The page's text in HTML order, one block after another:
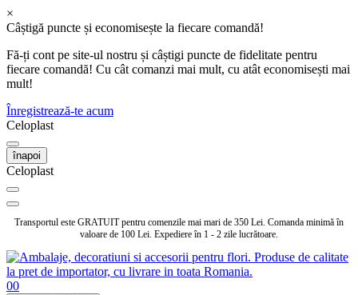
×
Câștigă puncte și economisește la fiecare comandă!
Fă-ți cont pe site-ul nostru și câștigi puncte de fidelitate pentru
fiecare comandă! Cu cât comanzi mai mult, cu atât economisești mai
mult!
Înregistrează-te acum
Celoplast
înapoi
Celoplast
Transportul este GRATUIT pentru comenzile mai mari de 350 Lei. Comanda minimă în
valoare de 100 Lei. Expediere în 1 - 2 zile lucrătoare.
00